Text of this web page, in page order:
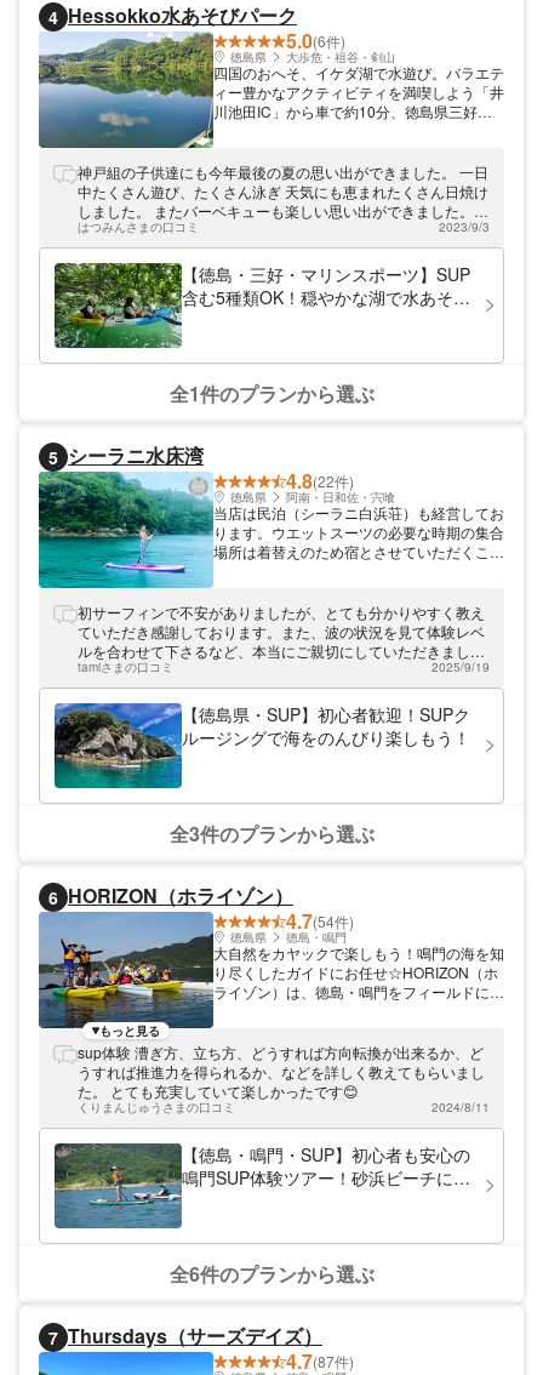
4 Hessokko水あそびパーク
5.0(6件)
徳島県 大歩危・祖谷・剣山
四国のおへそ、イケダ湖で水遊び。バラエテ
ィー豊かなアクティビティを満喫しよう「井
川池田IC」から車で約10分、徳島県三好市
SUP（スタンドアップパドル）など10種類
以上のウォータースポーツとアウトドアコン
テンツをお楽しみ頂けます。各ジャンルトッ
プクラスのスタッフがレクチャーするので安
心安全。ご家族連れやグループでぜひお出か
け下さい。
神戸組の子供達にも今年最後の夏の思い出ができました。 一日
中たくさん遊び、たくさん泳ぎ 天気にも恵まれたくさん日焼け
しました。 またバーベキューも楽しい思い出ができました。
ありがとうございました。
はつみんさまの口コミ 2023/9/3
【徳島・三好・マリンスポーツ】SUP
含む5種類OK！穏やかな湖で水あそび
全1件のプランから選ぶ
5 シーラニ水床湾
4.8(22件)
徳島県 阿南・日和佐・宍喰
当店は民泊（シーラニ白浜荘）も経営してお
ります。ウエットスーツの必要な時期の集合
場所は着替えのため宿とさせていただくこと
可能となっております。 集合場所が宿とな
る際はメッセージにてご連絡をいたしますの
で、ご確認をお願いいたします。 〜レジャ
ー保険について〜 1日だけ入れるレジャー保
険への事前加入をおすすめしております。
「1day レジャー保険」と検索していただく
と、各種保険がご確認いただけるかと思いま
す。 是非、事前に加入の手続きをお願いし
ざいます。ご了承ください。
初サーフィンで不安がありましたが、とても分かりやすく教え
ていただき感謝しております。また、波の状況を見て体験レベ
ルを合わせて下さるなど、本当にご親切にしていただきまし
た。またぜひ利用させて下さい。ありがとうございました。
tamiさまの口コミ 2025/9/19
【徳島県・SUP】初心者歓迎！SUPク
ルージングで海をのんびり楽しもう！
全3件のプランから選ぶ
6 HORIZON（ホライゾン）
4.7(54件)
徳島県 徳島・鳴門
大自然をカヤックで楽しもう！鳴門の海を知
り尽くしたガイドにお任せ☆HORIZON（ホ
ライゾン）は、徳島・鳴門をフィールドにカ
る鳴門エリアは、魅力的な海域として知られ
ています。日本百景・世界三大潮流の鳴門海
峡を始めとして、大迫力かつ独特の潮流が数
多く存在します。対照的に内湾は静かで、水
面は時に凪の様子を見せます。カヤックと海
のリズムはまるでゆりかごのように穏やか
で、赤ちゃんが寝てしまうほどです。 初め
てでも安心。ゆっくりのんびり楽しみましょ
況を観察し、長年の経験を生かして安心・安
全なコースを選定しています。どのコースも
休憩をしながらゆっくりと行いますので安心
利な鳴門。お気軽に遊びに来てくださいね！
もっと見る
sup体験 漕ぎ方、立ち方、どうすれば方向転換が出来るか、ど
うすれば推進力を得られるか、などを詳しく教えてもらいまし
た。 とても充実していて楽しかったです😊
くりまんじゅうさまの口コミ 2024/8/11
【徳島・鳴門・SUP】初心者も安心の
鳴門SUP体験ツアー！砂浜ビーチに上
全6件のプランから選ぶ
7 Thursdays（サーズデイズ）
4.7(87件)